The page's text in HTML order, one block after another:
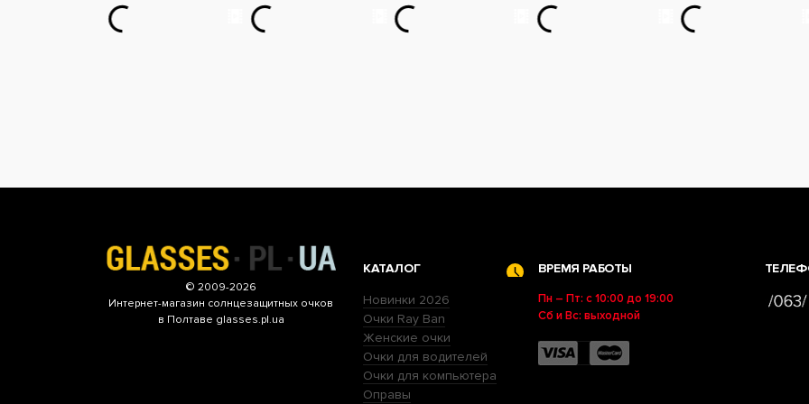
© 2009-2026
Интернет-магазин солнцезащитных очков
в Полтаве glasses.pl.ua
КАТАЛОГ
Новинки 2026
Очки Ray Ban
Женские очки
Очки для водителей
Очки для компьютера
Оправы
ВРЕМЯ РАБОТЫ
Пн – Пт: с 10:00 до 19:00
Сб и Вс: выходной